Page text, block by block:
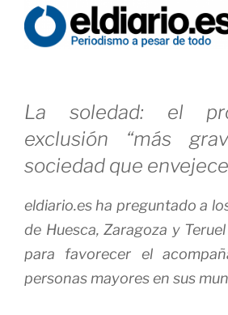
La soledad: el
exclusión “más
sociedad que envejece
eldiario.es ha preguntado a
de Huesca, Zaragoza y
para favorecer el
personas mayores en sus